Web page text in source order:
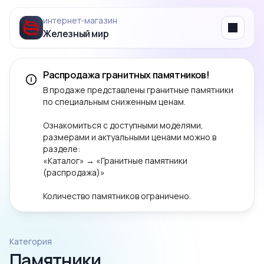
интернет‑магазин
Железный мир Menu
Распродажа гранитных памятников!
В продаже представлены гранитные памятники
по специальным сниженным ценам.
Ознакомиться с доступными моделями,
размерами и актуальными ценами можно в
разделе:
«Каталог» → «Гранитные памятники
(распродажа)»
Количество памятников ограничено.
Категория